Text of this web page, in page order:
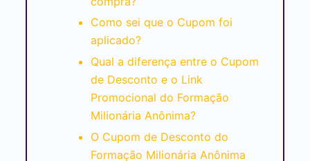
Como sei que o Cupom foi
aplicado?
Qual a diferença entre o Cupom
de Desconto e o Link
Promocional do Formação
Milionária Anônima?
O Cupom de Desconto do
Formação Milionária Anônima